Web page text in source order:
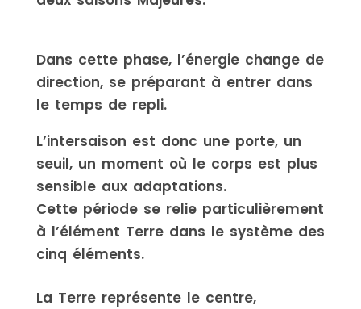
Dans cette phase, l’énergie change de
direction, se préparant à entrer dans
le temps de repli.
L’intersaison est donc une porte, un
seuil, un moment où le corps est plus
sensible aux adaptations.
Cette période se relie particulièrement
à l’élément Terre dans le système des
cinq éléments.
La Terre représente le centre,